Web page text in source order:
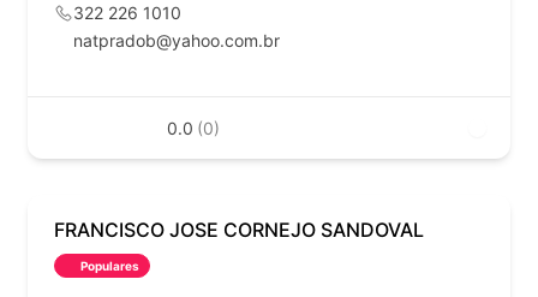
322 226 1010
natpradob@yahoo.com.br
0.0 (0)
FRANCISCO JOSE CORNEJO SANDOVAL
Populares